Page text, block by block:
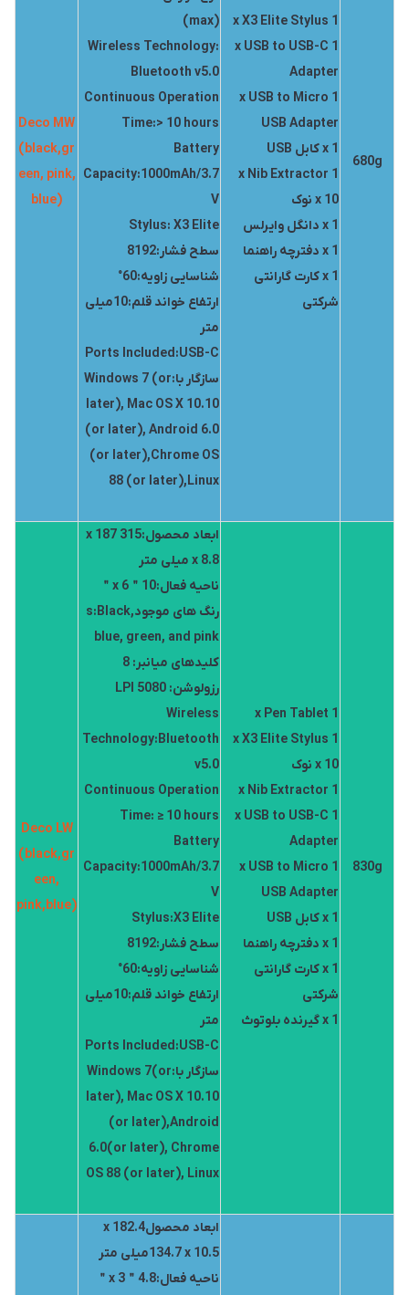
680g
1 x X3 Elite Stylus
1 x USB to USB-C
Adapter
1 x USB to Micro
USB Adapter
1 x کابل USB
1 x Nib Extractor
10 x نوک
1 x دانگل وایرلس
1 x دفترچه راهنما
1 x کارت گارانتی
شرکتی
(max)
Wireless Technology:
Bluetooth v5.0
Continuous Operation
Time:> 10 hours
Battery
Capacity:1000mAh/3.7
V
Stylus: X3 Elite
سطح فشار:8192
شناسایی زاویه:60°
ارتفاع خواند قلم:10میلی
متر
Ports Included:USB-C
سازگار با:Windows 7 (or
later), Mac OS X 10.10
(or later), Android 6.0
(or later),Chrome OS
88 (or later),Linux
Deco MW
(black,gr
een, pink,
blue)
830g
1 x Pen Tablet
1 x X3 Elite Stylus
10 x نوک
1 x Nib Extractor
1 x USB to USB-C
Adapter
1 x USB to Micro
USB Adapter
1 x کابل USB
1 x دفترچه راهنما
1 x کارت گارانتی
شرکتی
1 x گیرنده بلوتوث
ابعاد محصول:315 x 187
x 8.8 میلی متر
ناحیه فعال:10＂x 6＂
رنگ های موجودs:Black,
blue, green, and pink
کلیدهای میانبر: 8
رزولوشن: 5080 LPI
Wireless
Technology:Bluetooth
v5.0
Continuous Operation
Time: ≥ 10 hours
Battery
Capacity:1000mAh/3.7
V
Stylus:X3 Elite
سطح فشار:8192
شناسایی زاویه:60°
ارتفاع خواند قلم:10میلی
متر
Ports Included:USB-C
سازگار با:Windows 7(or
later), Mac OS X 10.10
(or later),Android
6.0(or later), Chrome
OS 88 (or later), Linux
Deco LW
(black,gr
een,
pink,blue)
ابعاد محصول182.4 x
134.7 x 10.5میلی متر
ناحیه فعال:4.8＂x 3＂